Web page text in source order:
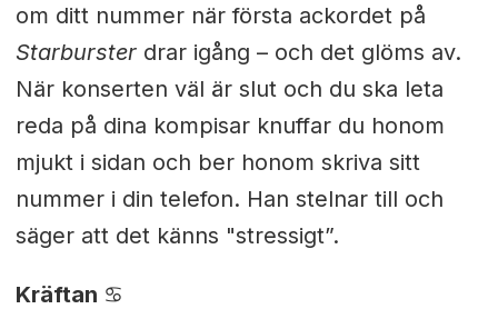
om ditt nummer när första ackordet på
Starbursterdrar igång – och det glöms av.
När konserten väl är slut och du ska leta
reda på dina kompisar knuffar du honom
mjukt i sidan och ber honom skriva sitt
nummer i din telefon. Han stelnar till och
säger att det känns "stressigt”.
Kräftan ♋︎